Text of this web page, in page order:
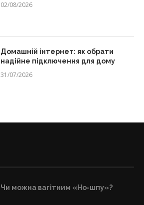
02/08/2026
Домашній інтернет: як обрати
надійне підключення для дому
31/07/2026
Чи можна вагітним «Но-шпу»?